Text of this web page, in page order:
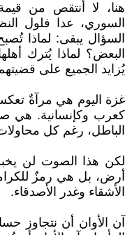
هنا، لا أنتقص من
السوري، عدا فلول
السؤال يبقى: لماذا
البعض؟ لماذا يُترك
يُزايد الجميع على
غزة اليوم هي مرآةٌ تعكس
كعرب وكإنسانية. هي
الباطل، رغم كل
لكن هذا الصوت لن
أرض، بل هي رمزٌ
الأشقاء وغدر الأصدقاء.
آن الأوان أن نتجاوز